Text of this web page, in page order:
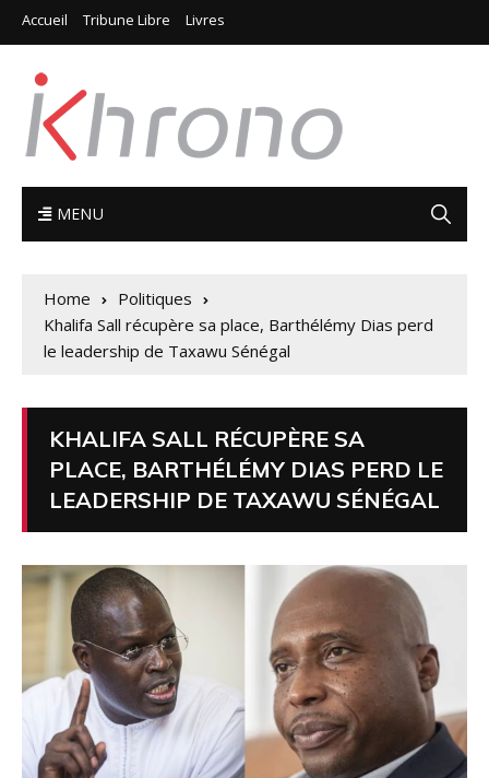
Accueil Tribune Libre Livres
MENU
Home
Politiques
Khalifa Sall récupère sa place, Barthélémy Dias perd
le leadership de Taxawu Sénégal
KHALIFA SALL RÉCUPÈRE SA
PLACE, BARTHÉLÉMY DIAS PERD LE
LEADERSHIP DE TAXAWU SÉNÉGAL